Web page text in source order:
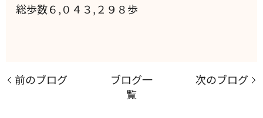
総歩数６,０４３,２９８歩
前のブログ
ブログ一
覧
次のブログ